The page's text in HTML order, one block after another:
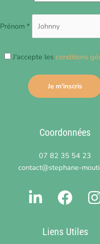
Prénom *
J'accepte lesconditions
Coordonnées
07 82 35 54 23
contact@stephane-
Liens Utiles